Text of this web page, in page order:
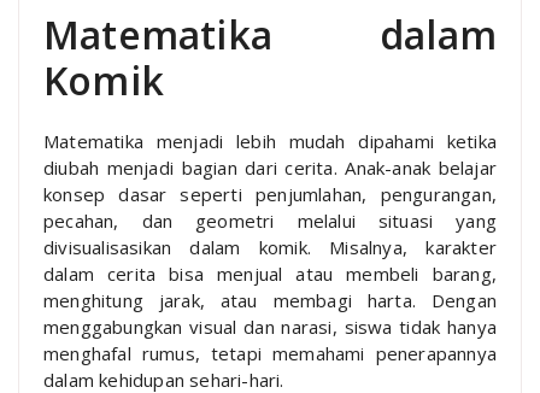
Matematika dalam
Komik
Matematika menjadi lebih mudah dipahami ketika
diubah menjadi bagian dari cerita. Anak-anak belajar
konsep dasar seperti penjumlahan, pengurangan,
pecahan, dan geometri melalui situasi yang
divisualisasikan dalam komik. Misalnya, karakter
dalam cerita bisa menjual atau membeli barang,
menghitung jarak, atau membagi harta. Dengan
menggabungkan visual dan narasi, siswa tidak hanya
menghafal rumus, tetapi memahami penerapannya
dalam kehidupan sehari-hari.